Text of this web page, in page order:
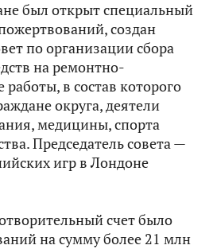
был открыт специальный
создан
по организации сбора
на ремонтно-
в состав которого
округа, деятели
медицины, спорта
Председатель совета —
игр в Лондоне
счет было
на сумму более 21 млн